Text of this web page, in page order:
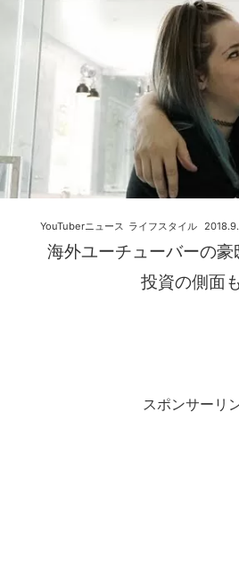
海外ユーチューバーの
投資の側面
YouTuberニュース ライフスタイル
スポンサーリ